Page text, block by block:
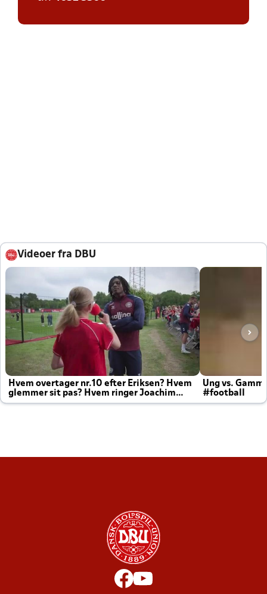
Videoer fra DBU
Hvem overtager nr.10 efter Eriksen? Hvem
glemmer sit pas? Hvem ringer Joachim
altid til efter kampe?
Ung vs.
#football